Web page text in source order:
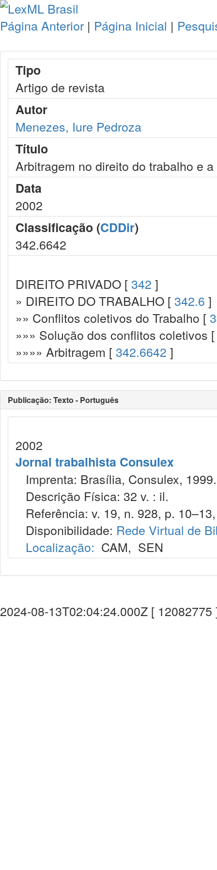
Página Anterior | Página Inicial |
Tipo
Artigo de revista
Autor
Menezes, Iure Pedroza
Título
Arbitragem no direito do trabalho e
Data
2002
Classificação (CDDir)
342.6642
DIREITO PRIVADO [ 342 ]
» DIREITO DO TRABALHO [ 342.6 ]
»» Conflitos coletivos do Trabalho [
»»» Solução dos conflitos coletivos
»»»» Arbitragem [ 342.6642 ]
Publicação: Texto - Português
2002
Jornal trabalhista Consulex
Imprenta: Brasília, Consulex, 1999.
Descrição Física: 32 v. : il.
Referência: v. 19, n. 928, p.
Disponibilidade: Rede Virtual de
Localização: CAM, SEN
2024-08-13T02:04:24.000Z [ 12082775